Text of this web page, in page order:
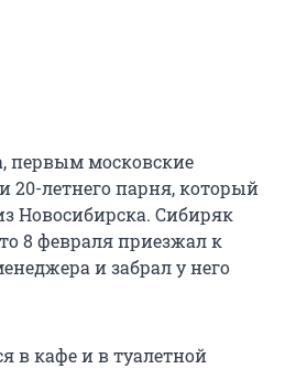
первым московские
20-летнего парня, который
Новосибирска. Сибиряк
8 февраля приезжал к
и забрал у него
в кафе и в туалетной